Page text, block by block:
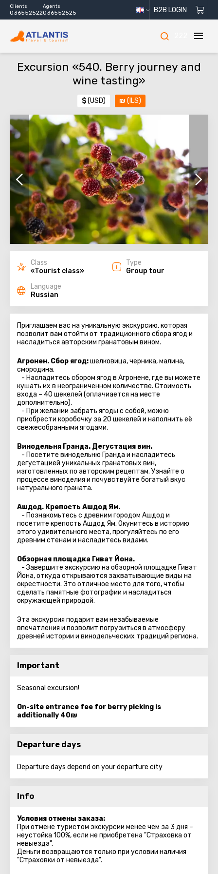
Clients
036552522
Agents
036552525 B2B LOGIN
Excursion «540. Berry journey and
wine tasting»
$(USD) ₪ (ILS)
Class
«Tourist class»
Type
Group tour
Language
Russian
Приглашаем вас на уникальную экскурсию, которая
позволит вам отойти от традиционного сбора ягод и
насладиться авторским гранатовым вином.
Агронен. Сбор ягод:шелковица, черника, малина,
смородина.
- Насладитесь сбором ягод в Агронене, где вы можете
кушать их в неограниченном количестве. Стоимость
входа – 40 шекелей (оплачиается на месте
дополнительно).
- При желании забрать ягоды с собой, можно
приобрести коробочку за 20 шекелей и наполнить её
свежесобранными ягодами.
Винодельня Гранда. Дегустация вин.
- Посетите винодельню Гранда и насладитесь
дегустацией уникальных гранатовых вин,
изготовленных по авторским рецептам. Узнайте о
процессе виноделия и почувствуйте богатый вкус
натурального граната.
Ашдод. Крепость Ашдод Ям.
- Познакомьтесь с древним городом Ашдод и
посетите крепость Ашдод Ям. Окунитесь в историю
этого удивительного места, прогуляйтесь по его
древним стенам и насладитесь видами.
Обзорная площадка Гиват Йона.
- Завершите экскурсию на обзорной площадке Гиват
Йона, откуда открываются захватывающие виды на
окрестности. Это отличное место для того, чтобы
сделать памятные фотографии и насладиться
окружающей природой.
Эта экскурсия подарит вам незабываемые
впечатления и позволит погрузиться в атмосферу
древней истории и винодельческих традиций региона.
Important
Seasonal excursion!
On-site entrance fee for berry picking is
additionally 40₪
Departure days
Departure days depend on your departure city
Info
Условия отмены заказа:
При отмене туристом экскурсии менее чем за 3 дня –
неустойка 100%, если не приобретена "Страховка от
невыезда".
Деньги возвращаются только при условии наличия
"Страховки от невыезда".